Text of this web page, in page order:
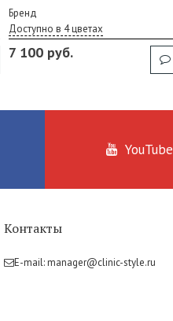
Бренд
Доступно в 4 цветах
7 100 руб.
YouTube
Контакты
E-mail:manager@clinic-style.ru